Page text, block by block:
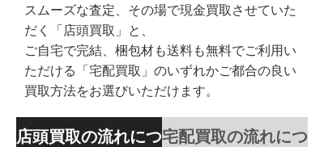
スムーズな査定、その場で現金買取させていた
だく「店頭買取」と、
ご自宅で完結、梱包材も送料も無料でご利用い
ただける「宅配買取」のいずれかご都合の良い
買取方法をお選びいただけます。
店頭買取の流れにつ宅配買取の流れにつ